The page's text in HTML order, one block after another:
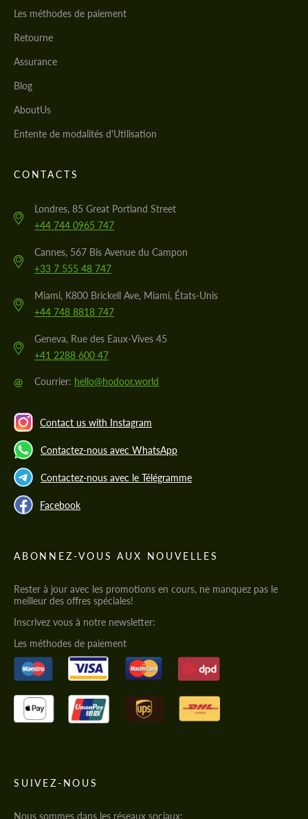
Les méthodes de paiement
Retourne
Assurance
Blog
AboutUs
Entente de modalités d'Utilisation
CONTACTS
Londres, 85 Great Portland Street
+44 744 0965 747
Cannes, 567 Bis Avenue du Campon
+33 7 555 48 747
Miami, K800 Brickell Ave, Miami, États-Unis
+44 748 8818 747
Geneva, Rue des Eaux-Vives 45
+41 2288 600 47
@ Courrier: hello@hodoor.world
Contact us with Instagram
Contactez-nous avec WhatsApp
Contactez-nous avec le Télégramme
Facebook
ABONNEZ-VOUS AUX NOUVELLES
Rester à jour avec les promotions en cours, ne manquez pas le
meilleur des offres spéciales!
Inscrivez vous à notre newsletter:
Les méthodes de paiement
SUIVEZ-NOUS
Nous sommes dans les réseaux sociaux: